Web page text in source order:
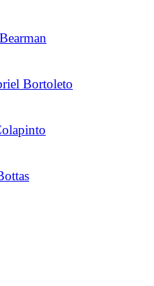
Bortoleto